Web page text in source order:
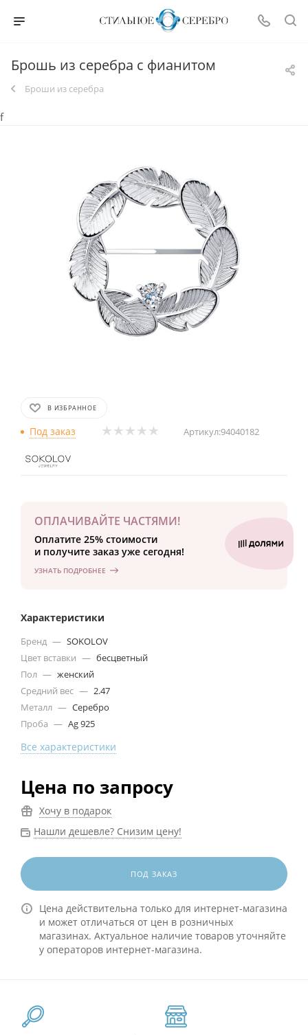
Брошь из серебра с фианитом
Броши из серебра
f
В ИЗБРАННОЕ
Под заказ Артикул:94040182
ОПЛАЧИВАЙТЕ ЧАСТЯМИ!
Оплатите 25% стоимости
и получите заказ уже сегодня!
УЗНАТЬ ПОДРОБНЕЕ
Характеристики
Бренд — SOKOLOV
Цвет вставки — бесцветный
Пол — женский
Средний вес — 2.47
Металл — Серебро
Проба — Ag 925
Все характеристики
Цена по запросу
Хочу в подарок
Нашли дешевле? Снизим цену!
ПОД ЗАКАЗ
Цена действительна только для интернет-магазина
и может отличаться от цен в розничных
магазинах. Актуальное наличие товаров уточняйте
у операторов интернет-магазина.